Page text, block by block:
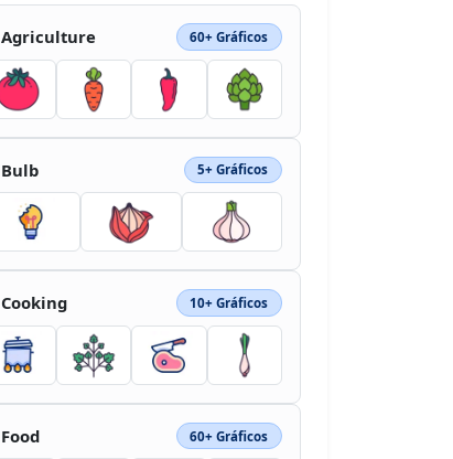
Agriculture 60+ Gráficos
Bulb 5+ Gráficos
Cooking 10+ Gráficos
Food 60+ Gráficos